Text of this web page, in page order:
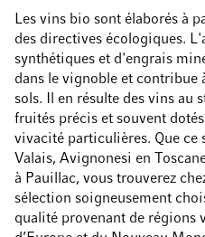
Les vins bio sont élaborés à
des directives écologiques.
synthétiques et d'engrais
dans le vignoble et contribue
sols. Il en résulte des vins au
fruités précis et souvent
vivacité particulières. Que ce
Valais, Avignonesi en
à Pauillac, vous trouverez
sélection soigneusement
qualité provenant de régions